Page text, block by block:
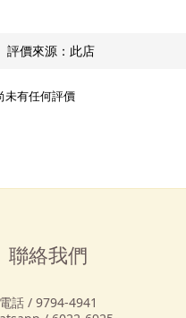
未有任何評價
聯絡我們
電話 / 9794-4941